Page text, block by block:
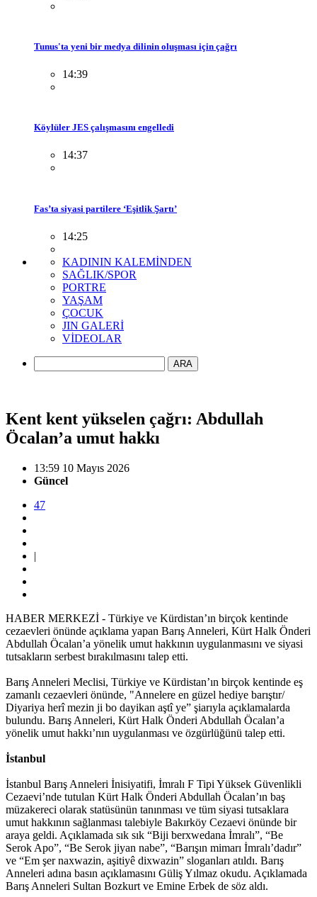
Tunus'ta yeni bir medya dilinin oluşması için çağrı
14:39
Köylüler JES çalışmasını engelledi
14:37
Fas’ta siyasi partilere ‘Eşitlik Şartı’
14:25
KADININ KALEMİNDEN
SAĞLIK/SPOR
PORTRE
YAŞAM
ÇOCUK
JIN GALERİ
VİDEOLAR
ARA
Kent kent yükselen çağrı: Abdullah
Öcalan’a umut hakkı
13:59 10 Mayıs 2026
Güncel
47
|
HABER MERKEZİ - Türkiye ve Kürdistan’ın birçok kentinde
cezaevleri önünde açıklama yapan Barış Anneleri, Kürt Halk Önderi
Abdullah Öcalan’a yönelik umut hakkının uygulanmasını ve siyasi
tutsakların serbest bırakılmasını talep etti.
Barış Anneleri Meclisi, Türkiye ve Kürdistan’ın birçok kentinde eş
zamanlı cezaevleri önünde, "Annelere en güzel hediye barıştır/
Diyariya herî mezin ji bo dayikan aştî ye” şiarıyla açıklamalarda
bulundu. Barış Anneleri, Kürt Halk Önderi Abdullah Öcalan’a
yönelik umut hakkı’nın uygulanması ve özgürlüğünü talep etti.
İstanbul
İstanbul Barış Anneleri İnisiyatifi, İmralı F Tipi Yüksek Güvenlikli
Cezaevi’nde tutulan Kürt Halk Önderi Abdullah Öcalan’ın baş
müzakereci olarak statüsünün tanınması ve tüm siyasi tutsaklara
umut hakkının sağlanması talebiyle Bakırköy Cezaevi önünde bir
araya geldi. Açıklamada sık sık “Biji berxwedana İmralı”, “Be
Serok Apo”, “Be Serok jiyan nabe”, “Barışın mimarı İmralı’dadır”
ve “Em şer naxwazin, aşitiyê dixwazin” sloganları atıldı. Barış
Anneleri adına basın açıklamasını Güliş Yılmaz okudu. Açıklamada
Barış Anneleri Sultan Bozkurt ve Emine Erbek de söz aldı.